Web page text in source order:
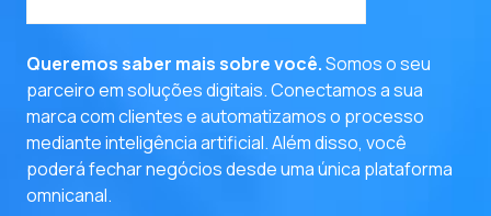
Queremos saber mais sobre você.Somos o seu
parceiro em soluções digitais. Conectamos a sua
marca com clientes e automatizamos o processo
mediante inteligência artificial. Além disso, você
poderá fechar negócios desde uma única plataforma
omnicanal.